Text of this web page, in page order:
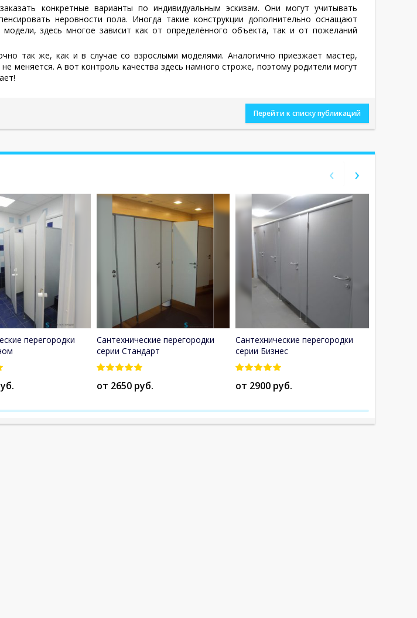
конкретные варианты по индивидуальным эскизам. Они могут учитывать
неровности пола. Иногда такие конструкции дополнительно оснащают
здесь многое зависит как от определённого объекта, так и от пожеланий
так же, как и в случае со взрослыми моделями. Аналогично приезжает мастер,
меняется. А вот контроль качества здесь намного строже, поэтому родители могут
Перейти к списку публикаций
перегородки
Сантехнические перегородки
серии Стандарт
от 2650 руб.
Сантехнические перегородки
серии Бизнес
от 2900 руб.
‹ ›